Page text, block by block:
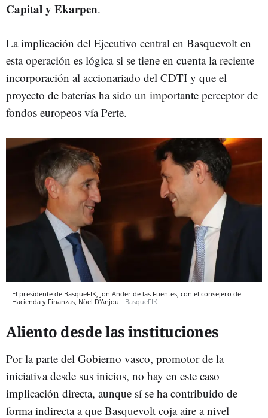
Capital y Ekarpen.
La implicación del Ejecutivo central en Basquevolt en
esta operación es lógica si se tiene en cuenta la reciente
incorporación al accionariado del CDTI y que el
proyecto de baterías ha sido un importante perceptor de
fondos europeos vía Perte.
El presidente de BasqueFIK, Jon Ander de las Fuentes, con el consejero de
Hacienda y Finanzas, Nöel D'Anjou. BasqueFIK
Aliento desde las instituciones
Por la parte del Gobierno vasco, promotor de la
iniciativa desde sus inicios, no hay en este caso
implicación directa, aunque sí se ha contribuido de
forma indirecta a que Basquevolt coja aire a nivel